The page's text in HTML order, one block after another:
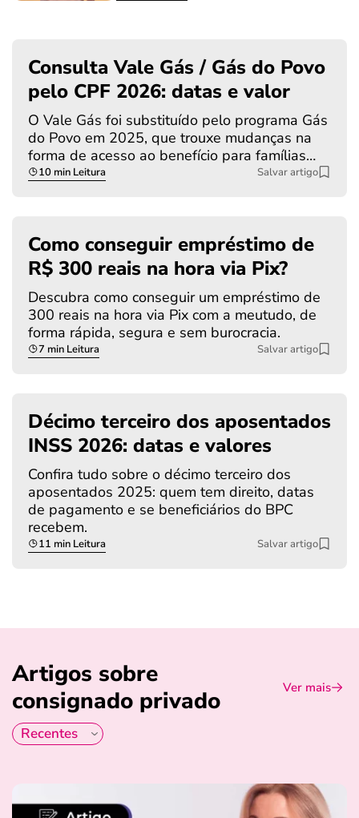
Consulta Vale Gás / Gás do Povo
pelo CPF 2026: datas e valor
O Vale Gás foi substituído pelo programa Gás
do Povo em 2025, que trouxe mudanças na
forma de acesso ao benefício para famílias…
10 min Leitura Salvar artigo
Como conseguir empréstimo de
R$ 300 reais na hora via Pix?
Descubra como conseguir um empréstimo de
300 reais na hora via Pix com a meutudo, de
forma rápida, segura e sem burocracia.
7 min Leitura Salvar artigo
Décimo terceiro dos aposentados
INSS 2026: datas e valores
Confira tudo sobre o décimo terceiro dos
aposentados 2025: quem tem direito, datas
de pagamento e se beneficiários do BPC
recebem.
11 min Leitura Salvar artigo
Artigos sobre
consignado privado
Ver mais